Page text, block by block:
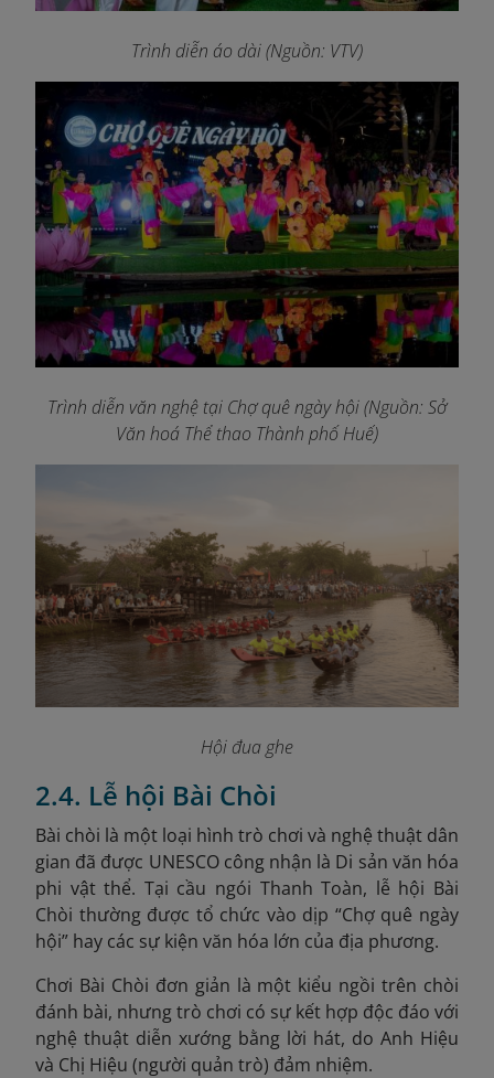
Trình diễn áo dài (Nguồn: VTV)
Trình diễn văn nghệ tại Chợ quê ngày hội (Nguồn: Sở
Văn hoá Thể thao Thành phố Huế)
Hội đua ghe
2.4. Lễ hội Bài Chòi
Bài chòi là một loại hình trò chơi và nghệ thuật dân
gian đã được UNESCO công nhận là Di sản văn hóa
phi vật thể. Tại cầu ngói Thanh Toàn, lễ hội Bài
Chòi thường được tổ chức vào dịp “Chợ quê ngày
hội” hay các sự kiện văn hóa lớn của địa phương.
Chơi Bài Chòi đơn giản là một kiểu ngồi trên chòi
đánh bài, nhưng trò chơi có sự kết hợp độc đáo với
nghệ thuật diễn xướng bằng lời hát, do Anh Hiệu
và Chị Hiệu (người quản trò) đảm nhiệm.